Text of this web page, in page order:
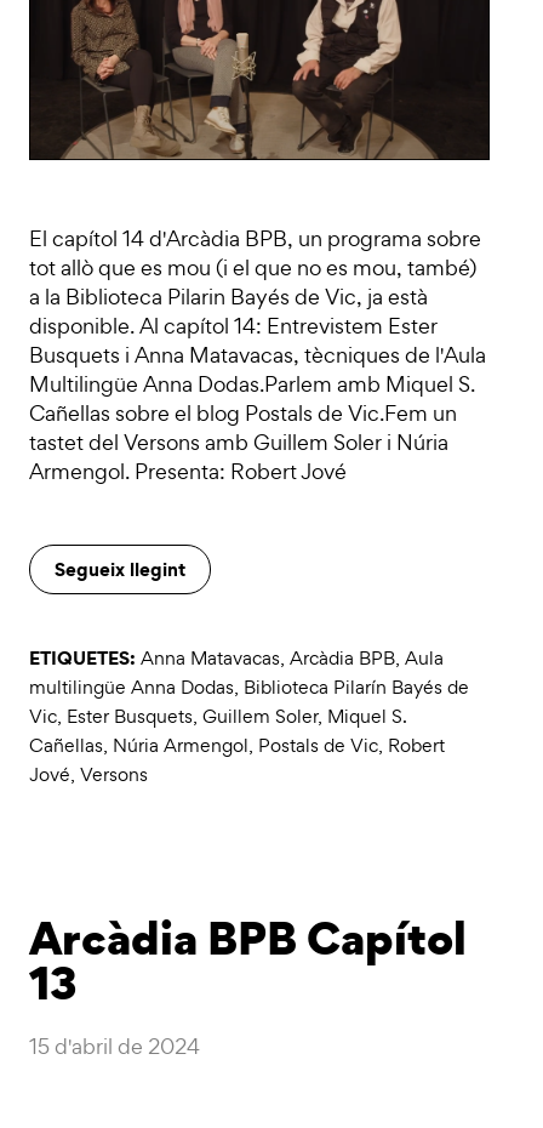
El capítol 14 d'Arcàdia BPB, un programa sobre
tot allò que es mou (i el que no es mou, també)
a la Biblioteca Pilarin Bayés de Vic, ja està
disponible. Al capítol 14: Entrevistem Ester
Busquets i Anna Matavacas, tècniques de l'Aula
Multilingüe Anna Dodas.Parlem amb Miquel S.
Cañellas sobre el blog Postals de Vic.Fem un
tastet del Versons amb Guillem Soler i Núria
Armengol. Presenta: Robert Jové
Segueix llegint
ETIQUETES: Anna Matavacas, Arcàdia BPB, Aula
multilingüe Anna Dodas, Biblioteca Pilarín Bayés de
Vic, Ester Busquets, Guillem Soler, Miquel S.
Cañellas, Núria Armengol, Postals de Vic, Robert
Jové, Versons
Arcàdia BPB Capítol
13
15 d'abril de 2024